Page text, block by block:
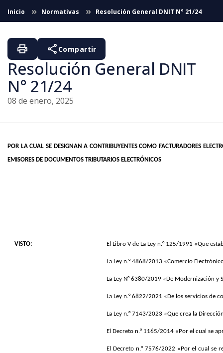
Saltar al contenido principal
Inicio Normativas Resolución General DNIT N° 21/24
Resolución General DNIT
N° 21/24
08 de enero, 2025
print share Compartir
POR LA CUAL SE DESIGNAN A CONTRIBUYENTES COMO FACTURADORES
EMISORES DE DOCUMENTOS TRIBUTARIOS ELECTRÓNICOS
VISTO: El Libro V de La Ley n.° 125/1991 «Que
La Ley n.° 4868/2013 «Comercio
La Ley N° 6380/2019 «De Modernización
La Ley n.° 6822/2021 «De los servicios de
La Ley n.° 7143/2023 «Que crea la
El Decreto n.° 1165/2014 «Por el cual se
El Decreto n.° 7576/2022 «Por el cual se